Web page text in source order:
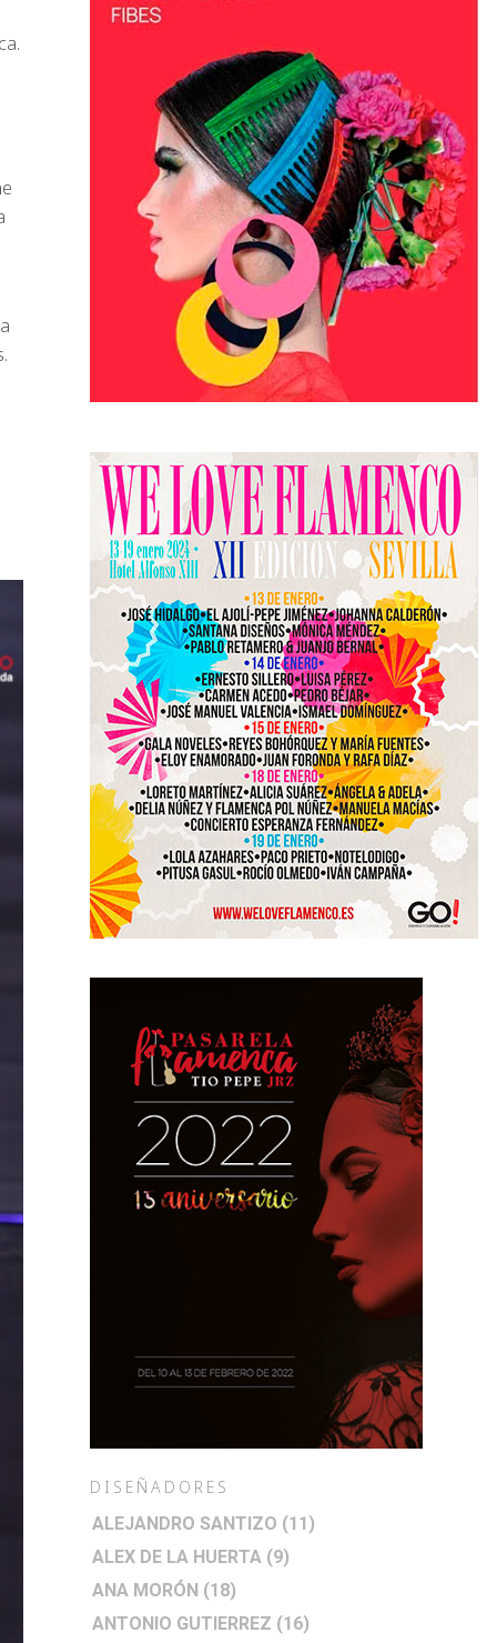
DISEÑADORES
ALEJANDRO SANTIZO (11)
ALEX DE LA HUERTA (9)
ANA MORÓN (18)
ANTONIO GUTIERREZ (16)